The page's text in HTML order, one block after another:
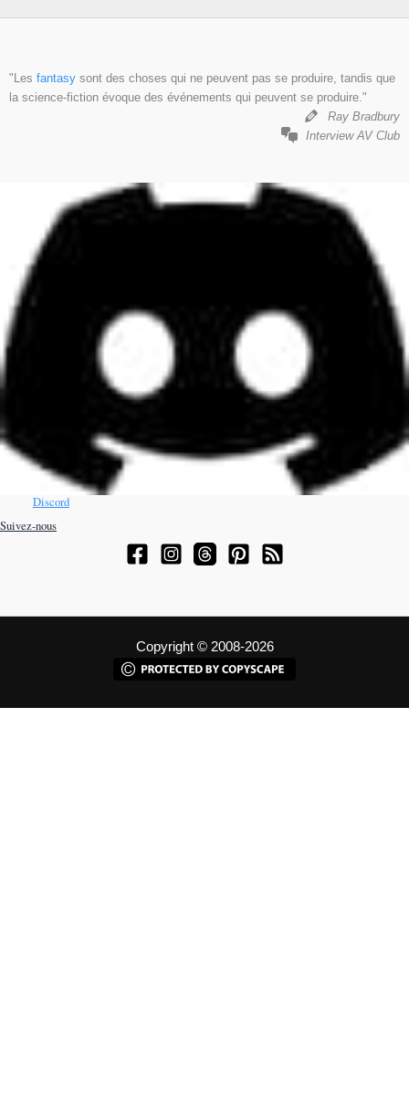
"Les fantasy sont des choses qui ne peuvent pas se produire, tandis que
la science-fiction évoque des événements qui peuvent se produire."
Ray Bradbury
Interview AV Club
Discord
Suivez-nous
Copyright © 2008-2026